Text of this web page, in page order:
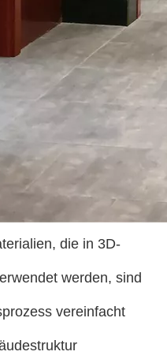
die in 3D-
werden, sind
vereinfacht